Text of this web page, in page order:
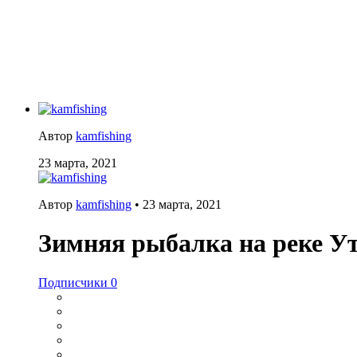
Автор kamfishing
23 марта, 2021
Автор kamfishing • 23 марта, 2021
Зимняя рыбалка на реке
Подписчики 0